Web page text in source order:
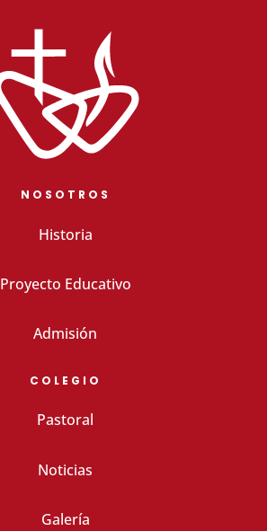
NOSOTROS
Historia
Proyecto Educativo
Admisión
COLEGIO
Pastoral
Noticias
Galería